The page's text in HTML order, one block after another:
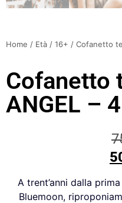
Home / Età / 16+ / Cofanetto
Cofanetto
ANGEL –
A trent’anni dalla
Bluemoon,